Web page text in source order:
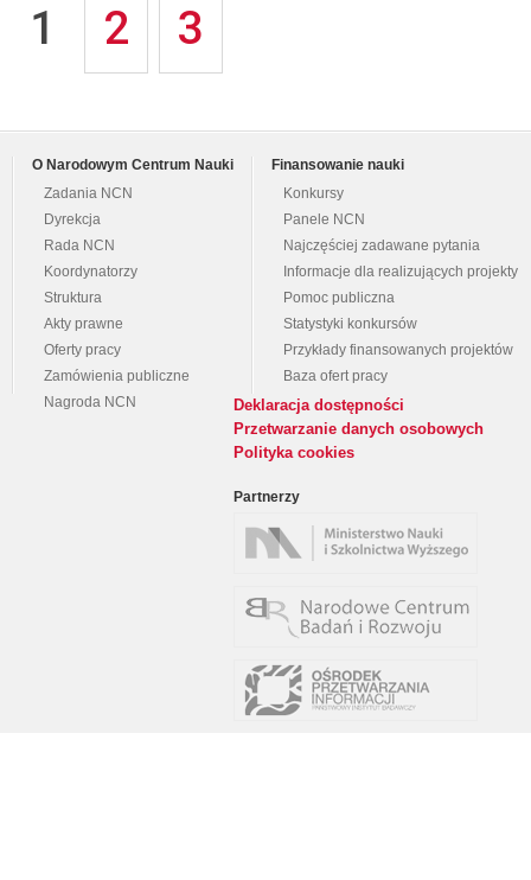
1
2 3
O Narodowym Centrum Nauki
Zadania NCN
Dyrekcja
Rada NCN
Koordynatorzy
Struktura
Akty prawne
Oferty pracy
Zamówienia publiczne
Nagroda NCN
Finansowanie nauki
Konkursy
Panele NCN
Najczęściej zadawane pytania
Informacje dla realizujących projekty
Pomoc publiczna
Statystyki konkursów
Przykłady finansowanych projektów
Baza ofert pracy
Deklaracja dostępności
Przetwarzanie danych osobowych
Polityka cookies
Partnerzy